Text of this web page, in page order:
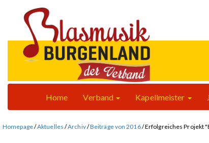
Home Verband Kapellmeister
Homepage/Aktuelles /Archiv/Beiträge von 2016/Erfolgreiches Projekt